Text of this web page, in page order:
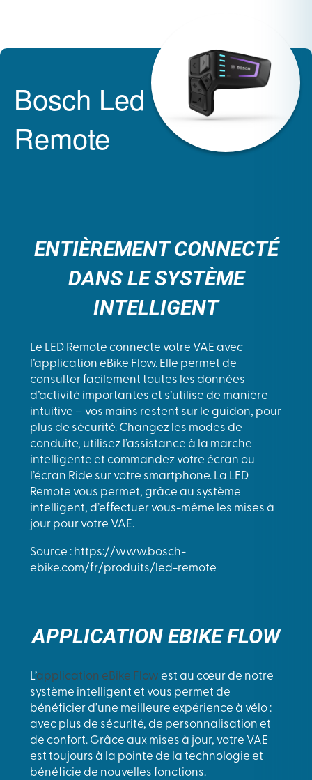
Bosch Led
Remote
ENTIÈREMENT CONNECTÉ
DANS LE SYSTÈME
INTELLIGENT
Le LED Remote connecte votre VAE avec
l’application eBike Flow. Elle permet de
consulter facilement toutes les données
d’activité importantes et s’utilise de manière
intuitive – vos mains restent sur le guidon, pour
plus de sécurité. Changez les modes de
conduite, utilisez l’assistance à la marche
intelligente et commandez votre écran ou
l’écran Ride sur votre smartphone. La LED
Remote vous permet, grâce au système
intelligent, d’effectuer vous-même les mises à
jour pour votre VAE.
Source : https://www.bosch-
ebike.com/fr/produits/led-remote
APPLICATION EBIKE FLOW
L’application eBike Flow est au cœur de notre
système intelligent et vous permet de
bénéficier d’une meilleure expérience à vélo :
avec plus de sécurité, de personnalisation et
de confort. Grâce aux mises à jour, votre VAE
est toujours à la pointe de la technologie et
bénéficie de nouvelles fonctions.